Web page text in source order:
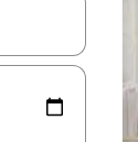
je een